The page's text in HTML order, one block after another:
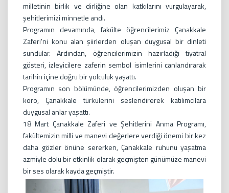
milletinin birlik ve dirliğine olan katkılarını vurgulayarak,
şehitlerimizi minnetle andı.
Programın devamında, fakülte öğrencilerimiz Çanakkale
Zaferi'ni konu alan şiirlerden oluşan duygusal bir dinleti
sundular. Ardından, öğrencilerimizin hazırladığı tiyatral
gösteri, izleyicilere zaferin sembol isimlerini canlandırarak
tarihin içine doğru bir yolculuk yaşattı.
Programın son bölümünde, öğrencilerimizden oluşan bir
koro, Çanakkale türkülerini seslendirerek katılımcılara
duygusal anlar yaşattı.
18 Mart Çanakkale Zaferi ve Şehitlerini Anma Programı,
fakültemizin milli ve manevi değerlere verdiği önemi bir kez
daha gözler önüne sererken, Çanakkale ruhunu yaşatma
azmiyle dolu bir etkinlik olarak geçmişten günümüze manevi
bir ses olarak kayda geçmiştir.